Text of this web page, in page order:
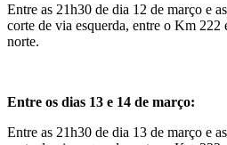
Entre as 21h30 de dia 12 de março e
corte de via esquerda, entre o Km
norte.
Entre os dias 13 e 14 de março:
Entre as 21h30 de dia 13 de março e